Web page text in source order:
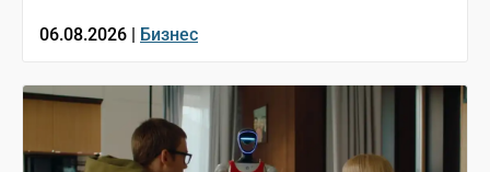
06.08.2026 | Бизнес